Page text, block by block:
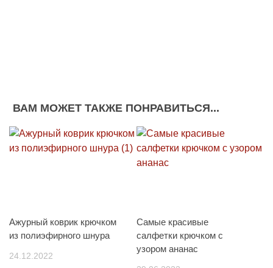
ВАМ МОЖЕТ ТАКЖЕ ПОНРАВИТЬСЯ...
Ажурный коврик крючком
из полиэфирного шнура
24.12.2022
Самые красивые
салфетки крючком с
узором ананас